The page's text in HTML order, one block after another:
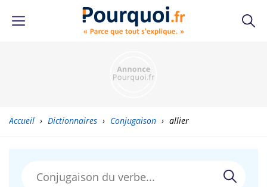
Accueil › Dictionnaires › Conjugaison › allier